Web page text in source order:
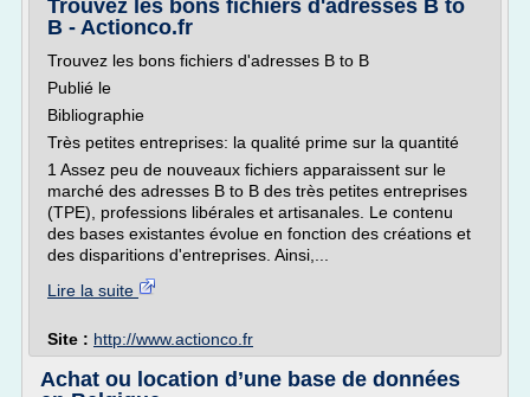
Trouvez les bons fichiers d'adresses B to
B - Actionco.fr
Trouvez les bons fichiers d'adresses B to B
Publié le
Bibliographie
Très petites entreprises: la qualité prime sur la quantité
1 Assez peu de nouveaux fichiers apparaissent sur le
marché des adresses B to B des très petites entreprises
(TPE), professions libérales et artisanales. Le contenu
des bases existantes évolue en fonction des créations et
des disparitions d'entreprises. Ainsi,...
Lire la suite
Site : http://www.actionco.fr
Achat ou location d’une base de données